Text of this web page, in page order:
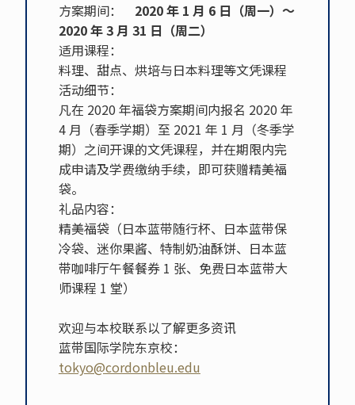
方案期间： 2020 年 1 月 6 日（周一）～
2020 年 3 月 31 日（周二）
适用课程：
料理、甜点、烘培与日本料理等文凭课程
活动细节：
凡在 2020 年福袋方案期间内报名 2020 年
4 月（春季学期）至 2021 年 1 月（冬季学
期）之间开课的文凭课程，并在期限内完
成申请及学费缴纳手续，即可获赠精美福
袋。
礼品内容：
精美福袋（日本蓝带随行杯、日本蓝带保
冷袋、迷你果酱、特制奶油酥饼、日本蓝
带咖啡厅午餐餐券 1 张、免费日本蓝带大
师课程 1 堂）
欢迎与本校联系以了解更多资讯
蓝带国际学院东京校：
tokyo@cordonbleu.edu